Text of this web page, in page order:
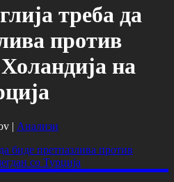
треба да
против
на
| Анализи